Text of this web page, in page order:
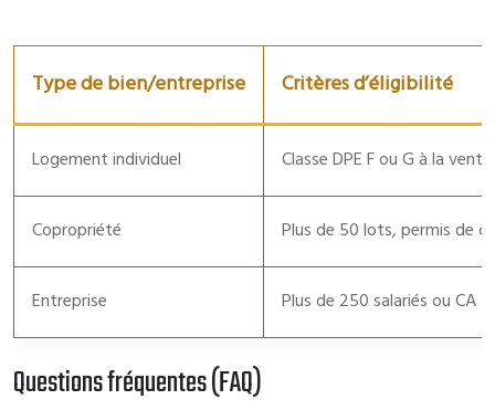
Type de bien/entreprise Critères d’éligibilité
Logement individuel Classe DPE F ou G à la vente
Copropriété Plus de 50 lots, permis de
Entreprise Plus de 250 salariés ou CA
Questions fréquentes (FAQ)